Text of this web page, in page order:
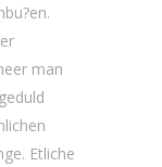
man
Etliche